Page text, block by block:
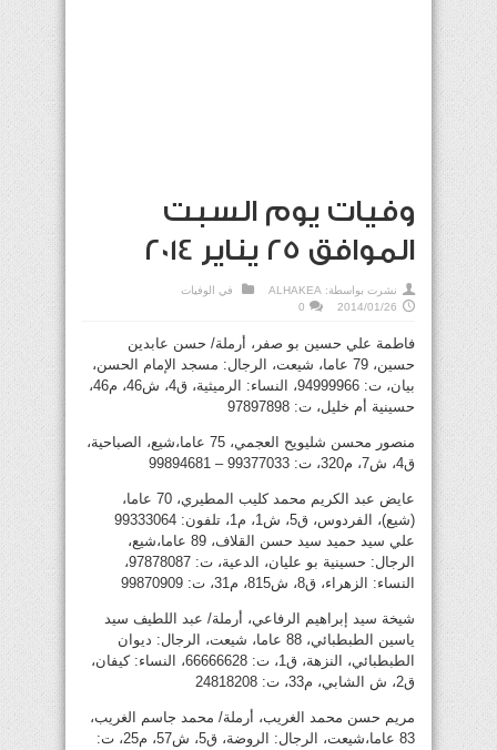
وفيات يوم السبت
الموافق 25 يناير 2014
نشرت بواسطة: ALHAKEA في الوفيات
2014/01/26
0
فاطمة علي حسين بو صفر، أرملة/ حسن عابدين
حسين، 79 عاما، شيعت، الرجال: مسجد الإمام الحسن،
بيان، ت: 94999966، النساء: الرميثية، ق4، ش46، م46،
حسينية أم خليل، ت: 97897898
منصور محسن شليويح العجمي، 75 عاما،شيع، الصباحية،
ق4، ش7، م320، ت: 99377033 – 99894681
عايض عبد الكريم محمد كليب المطيري، 70 عاما،
(شيع)، الفردوس، ق5، ش1، م1، تلفون: 99333064
علي سيد حميد سيد حسن القلاف، 89 عاما،شيع،
الرجال: حسينية بو عليان، الدعية، ت: 97878087،
النساء: الزهراء، ق8، ش815، م31، ت: 99870909
شيخة سيد إبراهيم الرفاعي، أرملة/ عبد اللطيف سيد
ياسين الطبطبائي، 88 عاما، شيعت، الرجال: ديوان
الطبطبائي، النزهة، ق1، ت: 66666628، النساء: كيفان،
ق2، ش الشابي، م33، ت: 24818208
مريم حسن محمد الغريب، أرملة/ محمد جاسم الغريب،
83 عاما،شيعت، الرجال: الروضة، ق5، ش57، م25، ت: